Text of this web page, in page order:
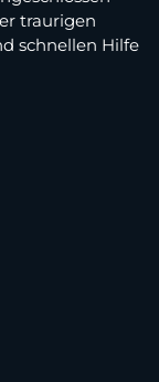
traurigen
schnellen Hilfe